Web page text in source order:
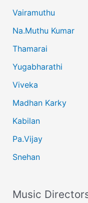
Vairamuthu
Na.Muthu Kumar
Thamarai
Yugabharathi
Viveka
Madhan Karky
Kabilan
Pa.Vijay
Snehan
Music